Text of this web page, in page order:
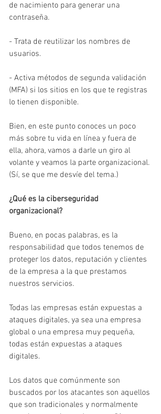
de nacimiento para generar una
contraseña.
- Trata de reutilizar los nombres de
usuarios.
- Activa métodos de segunda validación
(MFA) si los sitios en los que te registras
lo tienen disponible.
Bien, en este punto conoces un poco
más sobre tu vida en línea y fuera de
ella, ahora, vamos a darle un giro al
volante y veamos la parte organizacional.
(Sí, se que me desvíe del tema.)
¿Qué es la ciberseguridad
organizacional?
Bueno, en pocas palabras, es la
responsabilidad que todos tenemos de
proteger los datos, reputación y clientes
de la empresa a la que prestamos
nuestros servicios.
Todas las empresas están expuestas a
ataques digitales, ya sea una empresa
global o una empresa muy pequeña,
todas están expuestas a ataques
digitales.
Los datos que comúnmente son
buscados por los atacantes son aquellos
que son tradicionales y normalmente